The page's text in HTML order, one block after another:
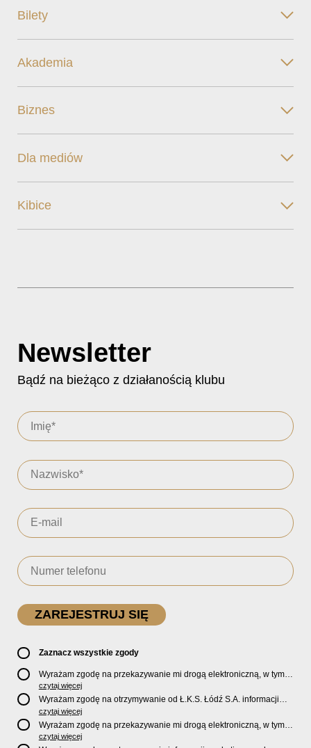
Bilety
Akademia
Biznes
Dla mediów
Kibice
Newsletter
Bądź na bieżąco z działanością klubu
Zaznacz wszystkie zgody
Wyrażam zgodę na przekazywanie mi drogą elektroniczną, w tym
pocztą e-mail, oficjalnego newslettera oraz informacji o zniżkach,
promocjach, nowościach, biletach, karnetach, ofercie sklepu U2
Store oraz serwisu bilety.lkslodz.pl i innych produktach oraz
usługach oferowanych przez Ł.K.S. Łódź S.A.
czytaj więcej
Wyrażam zgodę na otrzymywanie od Ł.K.S. Łódź S.A. informacji
marketingowych dotyczących działalności spółki, ofert, wydarzeń i
produktów za pośrednictwem wiadomości SMS oraz połączeń
telefonicznych.
czytaj więcej
Wyrażam zgodę na przekazywanie mi drogą elektroniczną, w tym
pocztą e-mail, informacji handlowych i marketingowych o
czytaj więcej